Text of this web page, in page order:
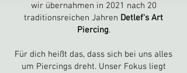
wir übernahmen in 2021 nach 20
traditionsreichen Jahren Detlef's Art
Piercing.
Für dich heißt das, dass sich bei uns alles
um Piercings dreht. Unser Fokus liegt